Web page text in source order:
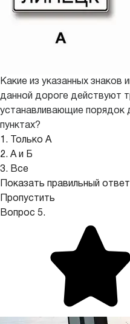
Какие из указанных
данной дороге действуют
устанавливающие порядок
пунктах?
1. Только А
2. А и Б
3. Все
Показать правильный ответ
Пропустить
Вопрос 5.